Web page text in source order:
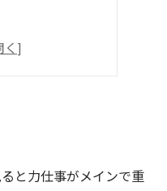
と力仕事がメインで重